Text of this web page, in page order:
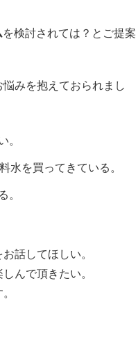
を検討されては？とご提案
みを抱えておられまし
。
水を買ってきている。
。
話してほしい。
んで頂きたい。